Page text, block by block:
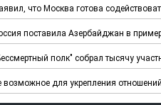
что Москва готова
поставила Азербайджан в
полк" собрал тысячу
возможное для укрепления
«1овда»)